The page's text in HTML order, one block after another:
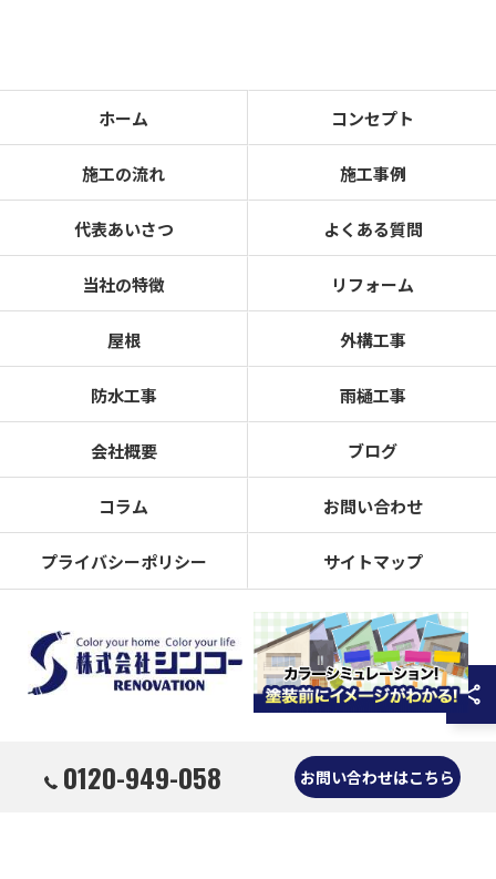
0120-949-058 お問い合わせはこちら
ホーム コンセプト
施工の流れ 施工事例
代表あいさつ よくある質問
当社の特徴 リフォーム
屋根 外構工事
防水工事 雨樋工事
会社概要 ブログ
コラム お問い合わせ
プライバシーポリシー サイトマップ
© 2026 奈良県奈良市の外壁塗装なら株式会社シンコーリノベーション ALL RIGHTS